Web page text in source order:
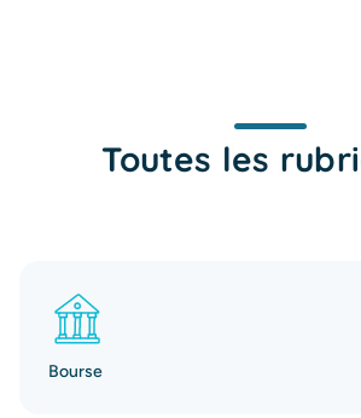
Toutes les
Bourse